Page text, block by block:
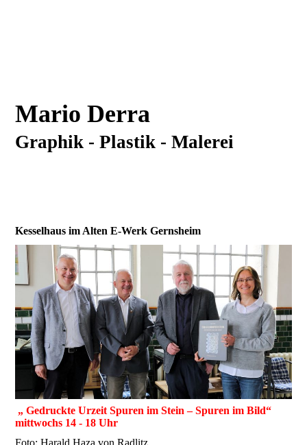
Mario Derra
Graphik - Plastik - Malerei
Kesselhaus im Alten E-Werk Gernsheim
„ Gedruckte Urzeit Spuren im Stein – Spuren im Bild“
mittwochs 14 - 18 Uhr